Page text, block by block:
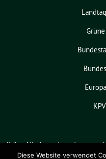
Grüne Niedersachsen benutzt
freie grüne Themesunflower ‐
Diese Website verwendet